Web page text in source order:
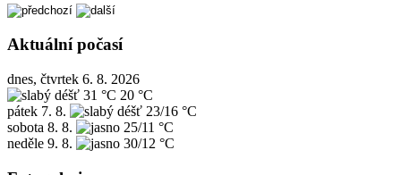
Aktuální počasí
dnes, čtvrtek 6. 8. 2026
31 °C 20 °C
pátek 7. 8.
23/16 °C
sobota 8. 8.
25/11 °C
neděle 9. 8. 30/12 °C